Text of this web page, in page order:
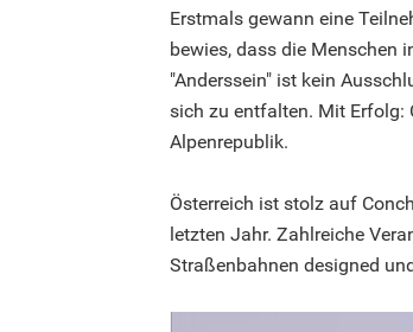
Erstmals gewann eine
bewies, dass die Menschen
"Anderssein" ist kein
sich zu entfalten. Mit Erfolg:
Alpenrepublik.
Österreich ist stolz auf
letzten Jahr. Zahlreiche
Straßenbahnen designed